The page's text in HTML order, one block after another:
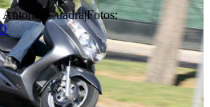
Antonio Cuadra|Fotos: